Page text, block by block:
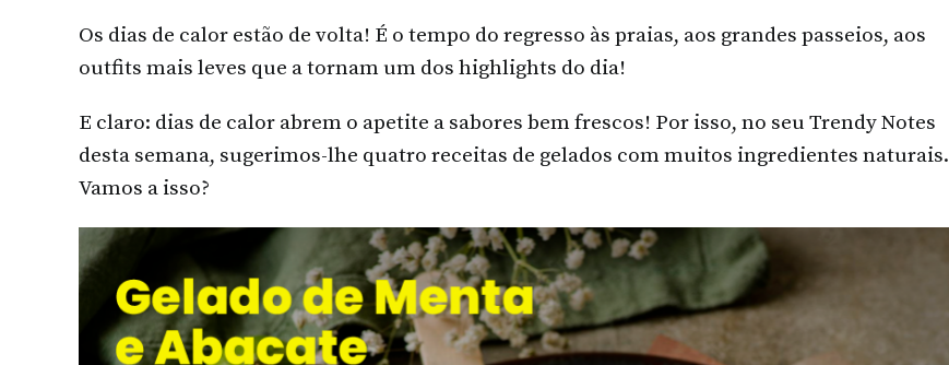
Os dias de calor estão de volta! É o tempo do regresso às praias, aos grandes passeios, aos
outfits mais leves que a tornam um dos highlights do dia!
E claro: dias de calor abrem o apetite a sabores bem frescos! Por isso, no seu Trendy Notes
desta semana, sugerimos-lhe quatro receitas de gelados com muitos ingredientes naturais.
Vamos a isso?